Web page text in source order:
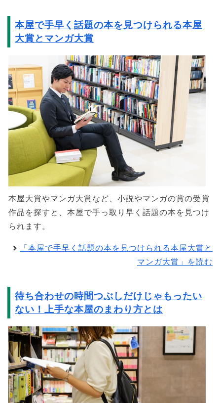
本屋で手早く話題の本を見つけられる本屋
大賞とマンガ大賞
本屋大賞やマンガ大賞など、小説やマンガの賞の受賞
作品を探すと、本屋で手っ取り早く話題の本を見つけ
られます。
「本屋で手早く話題の本を見つけられる本屋大賞と
マンガ大賞」を読む
待ち合わせの時間つぶしだけじゃもったい
ない！上手な本屋のまわり方とは